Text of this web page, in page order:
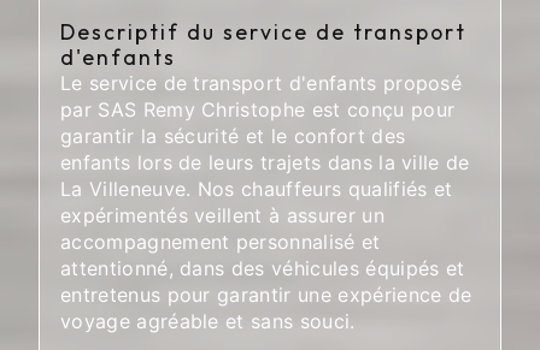
Descriptif du service de transport
d'enfants
Le service de transport d'enfants proposé
par SAS Remy Christophe est conçu pour
garantir la sécurité et le confort des
enfants lors de leurs trajets dans la ville de
La Villeneuve. Nos chauffeurs qualifiés et
expérimentés veillent à assurer un
accompagnement personnalisé et
attentionné, dans des véhicules équipés et
entretenus pour garantir une expérience de
voyage agréable et sans souci.